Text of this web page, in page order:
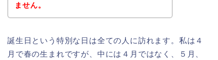
ません。
誕生日という特別な日は全ての人に訪れます。私は４
月で春の生まれですが、中には４月ではなく、５月、